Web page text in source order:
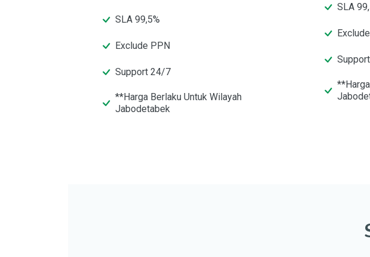
SLA 99,5%
Exclude PPN
Support 24/7
**Harga Berlaku Untuk Wilayah
Jabodetabek
SLA